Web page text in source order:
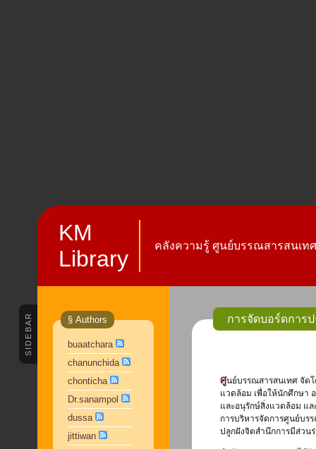
KM
Library
คลังความรู้ ศูนย์บรรณสารสนเท
SIDEBAR § Authors
buaatchara
chanunchida
chonticha
Dr.sanampol
dussa
jittiwan
การจัดบอร์ดการ
ศูนย์บรรณสารสนเทศ จัด
แวดล้อม เพื่อให้นักศึกษา
และอนุรักษ์สิ่งแวดล้อม แ
การบริหารจัดการศูนย์บร
ปลูกฝังจิตสำนึกการมีส่วน